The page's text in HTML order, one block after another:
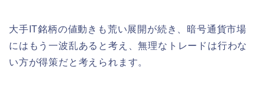
大手IT銘柄の値動きも荒い展開が続き、暗号通貨市場
にはもう一波乱あると考え、無理なトレードは行わな
い方が得策だと考えられます。